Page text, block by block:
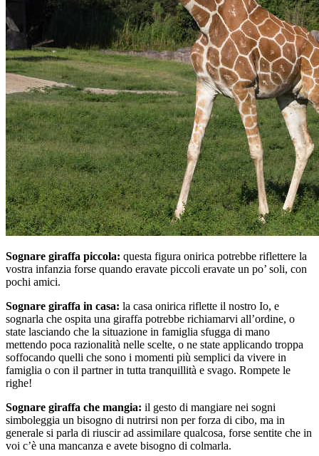
Sognare giraffa piccola: questa figura onirica potrebbe riflettere la
vostra infanzia forse quando eravate piccoli eravate un po’ soli, con
pochi amici.
Sognare giraffa in casa: la casa onirica riflette il nostro Io, e
sognarla che ospita una giraffa potrebbe richiamarvi all’ordine, o
state lasciando che la situazione in famiglia sfugga di mano
mettendo poca razionalità nelle scelte, o ne state applicando troppa
soffocando quelli che sono i momenti più semplici da vivere in
famiglia o con il partner in tutta tranquillità e svago. Rompete le
righe!
Sognare giraffa che mangia: il gesto di mangiare nei sogni
simboleggia un bisogno di nutrirsi non per forza di cibo, ma in
generale si parla di riuscir ad assimilare qualcosa, forse sentite che in
voi c’è una mancanza e avete bisogno di colmarla.